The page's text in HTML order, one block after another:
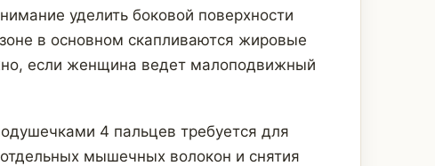
уделить боковой поверхности
в основном скапливаются жировые
если женщина ведет малоподвижный
4 пальцев требуется для
мышечных волокон и снятия